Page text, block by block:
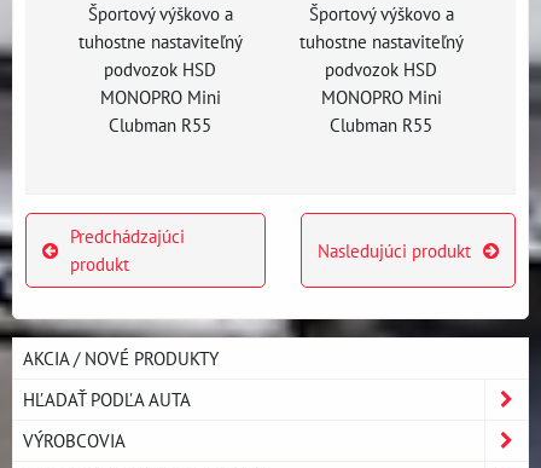
Športový výškovo a
tuhostne nastaviteľný
podvozok HSD
MONOPRO Mini
Clubman R55
Športový výškovo a
tuhostne nastaviteľný
podvozok HSD
MONOPRO Mini
Clubman R55
Predchádzajúci
produkt
Nasledujúci produkt
AKCIA / NOVÉ PRODUKTY
HĽADAŤ PODĽA AUTA
VÝROBCOVIA